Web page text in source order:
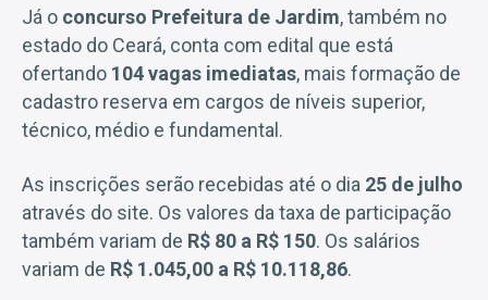
Já o concurso Prefeitura de Jardim, também no
estado do Ceará, conta com edital que está
ofertando 104 vagas imediatas, mais formação de
cadastro reserva em cargos de níveis superior,
técnico, médio e fundamental.
As inscrições serão recebidas até o dia 25 de julho
através do site. Os valores da taxa de participação
também variam de R$ 80 a R$ 150. Os salários
variam de R$ 1.045,00 a R$ 10.118,86.